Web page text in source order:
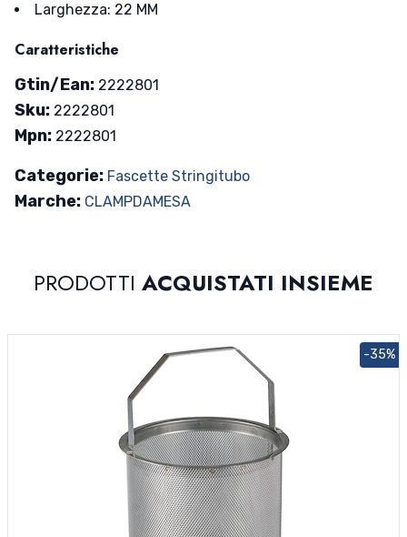
Larghezza: 22 MM
Caratteristiche
Gtin/Ean: 2222801
Sku: 2222801
Mpn: 2222801
Categorie: Fascette Stringitubo
Marche: CLAMPDAMESA
PRODOTTI ACQUISTATI INSIEME
-35%